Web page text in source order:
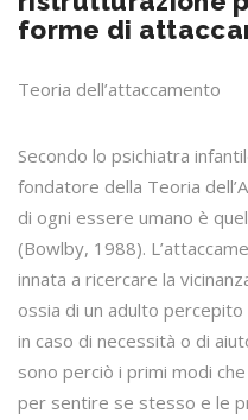
forme di
Teoria dell’attaccamento
Secondo lo psichiatra
fondatore della Teoria
di ogni essere umano è
(Bowlby, 1988).
innata a ricercare la
ossia di un adulto
in caso di necessità o di
sono perciò i primi modi
per sentire se stesso e le